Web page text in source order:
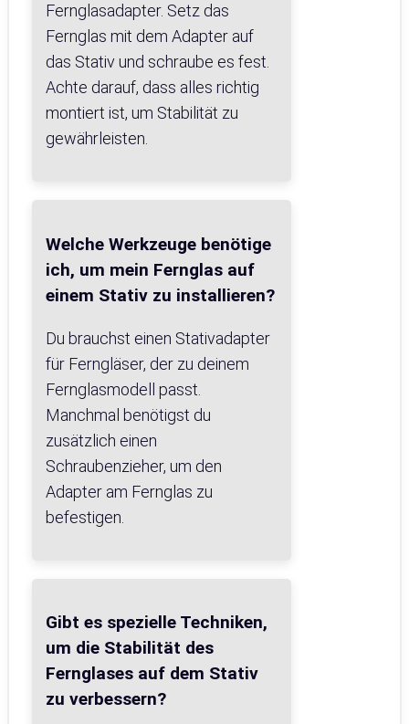
Fernglasadapter. Setz das
Fernglas mit dem Adapter auf
das Stativ und schraube es fest.
Achte darauf, dass alles richtig
montiert ist, um Stabilität zu
gewährleisten.
Welche Werkzeuge benötige
ich, um mein Fernglas auf
einem Stativ zu installieren?
Du brauchst einen Stativadapter
für Ferngläser, der zu deinem
Fernglasmodell passt.
Manchmal benötigst du
zusätzlich einen
Schraubenzieher, um den
Adapter am Fernglas zu
befestigen.
Gibt es spezielle Techniken,
um die Stabilität des
Fernglases auf dem Stativ
zu verbessern?